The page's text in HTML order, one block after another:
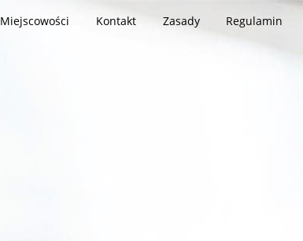
Miejscowości Kontakt Zasady Regulamin